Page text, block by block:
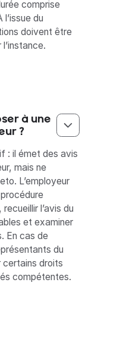
comprise
du
doivent être
à une
?
: il émet des avis
mais ne
L’employeur
l’avis du
et examiner
En cas de
du
certains droits
compétentes.